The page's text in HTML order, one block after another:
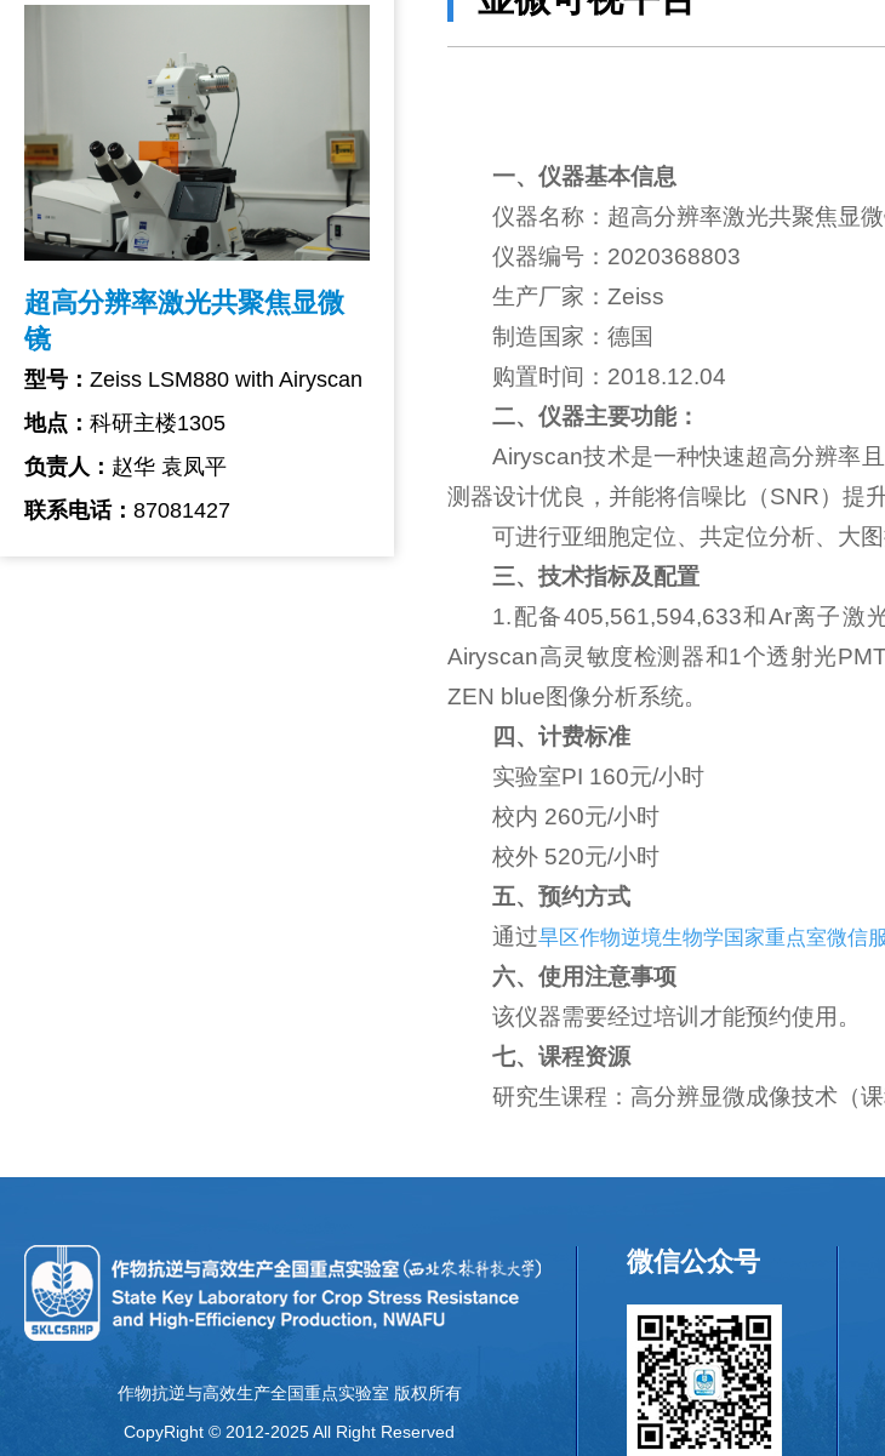
超高分辨率激光共聚焦显微
镜
型号： Zeiss LSM880 with Airyscan
地点： 科研主楼1305
负责人： 赵华 袁凤平
联系电话： 87081427
一、仪器基本信息
仪器名称：超高分辨率激光共聚焦显
仪器编号：2020368803
生产厂家：Zeiss
制造国家：德国
购置时间：2018.12.04
二、仪器主要功能：
Airyscan技术是一种快速超高分辨率
测器设计优良，并能将信噪比（SNR）提
可进行亚细胞定位、共定位分析、大
三、技术指标及配置
1.配备405,561,594,633和Ar离子激
Airyscan高灵敏度检测器和1个透射光
ZEN blue图像分析系统。
四、计费标准
实验室PI 160元/小时
校内 260元/小时
校外 520元/小时
五、预约方式
通过旱区作物逆境生物学国家重点室微信
六、使用注意事项
该仪器需要经过培训才能预约使用。
七、课程资源
研究生课程：高分辨显微成像技术（
作物抗逆与高效生产全国重点实验室 版权所有
CopyRight © 2012-2025 All Right Reserved
微信公众号